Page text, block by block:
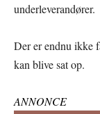
underleverandører.
Der er endnu ikke
kan blive sat op.
ANNONCE